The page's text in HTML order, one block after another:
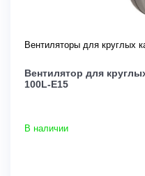
Вентиляторы для круглых
Вентилятор для
100L-E15
В наличии